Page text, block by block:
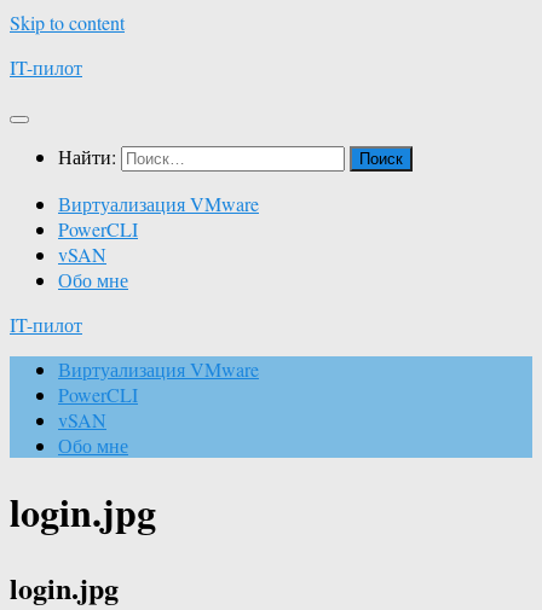
Skip to content
IT-пилот
Найти:
Виртуализация VMware
PowerCLI
vSAN
Обо мне
IT-пилот
Виртуализация VMware
PowerCLI
vSAN
Обо мне
login.jpg
login.jpg